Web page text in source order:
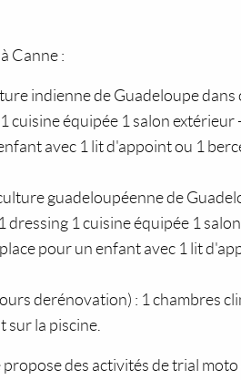
Canne :
indienne de Guadeloupe dans
cuisine équipée 1 salon extérieur
avec 1 lit d'appoint ou 1
guadeloupéenne de
1 cuisine équipée 1
pour un enfant avec 1 lit
derénovation) : 1 chambres
sur la piscine.
des activités de trial